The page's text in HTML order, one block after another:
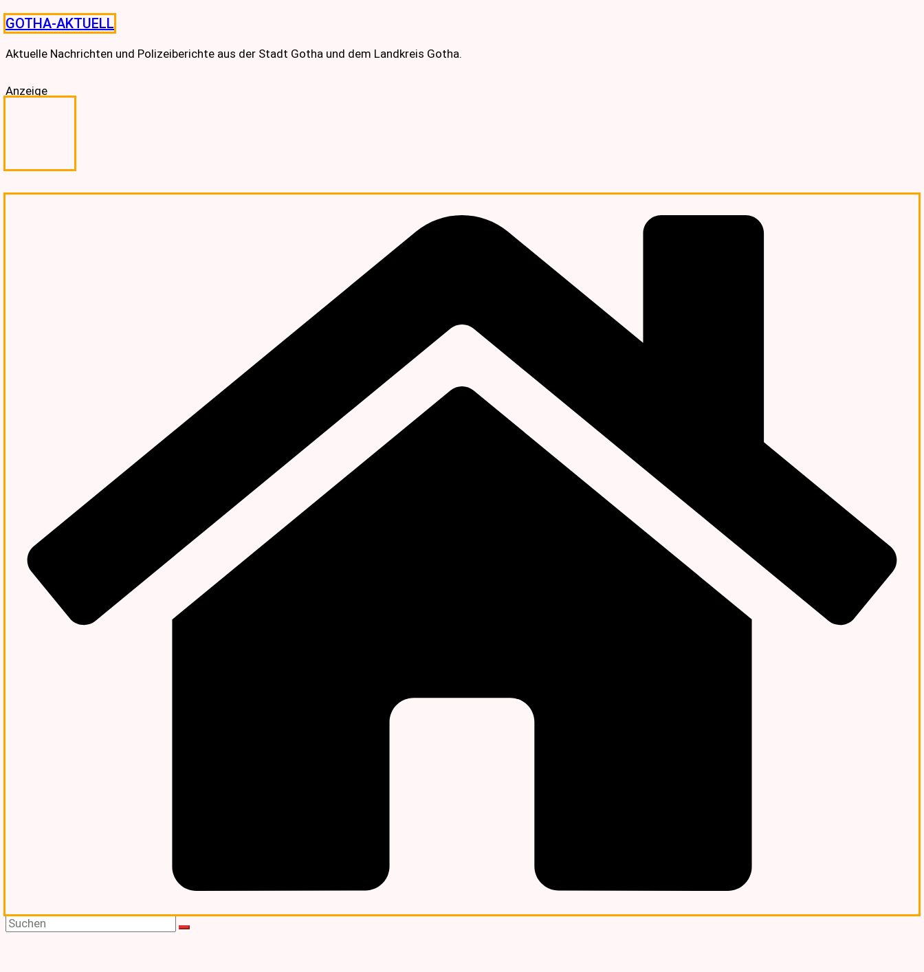
Skip
to
content
GOTHA-AKTUELL
Aktuelle Nachrichten und Polizeiberichte aus der Stadt Gotha und dem Landkreis Gotha.
Anzeige